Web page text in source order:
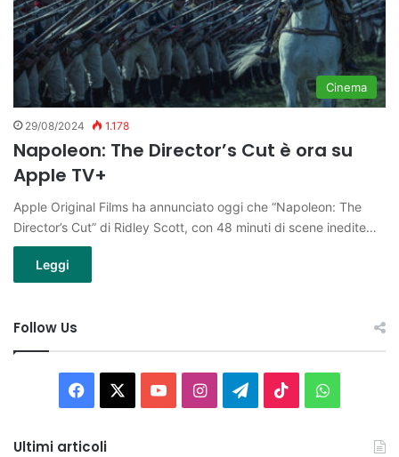
Cinema
29/08/2024 1.178
Napoleon: The Director’s Cut è ora su
Apple TV+
Apple Original Films ha annunciato oggi che “Napoleon: The
Director’s Cut” di Ridley Scott, con 48 minuti di scene inedite…
Leggi
Follow Us
Facebook You InstagramTelegram
TikTok
Ultimi articoli